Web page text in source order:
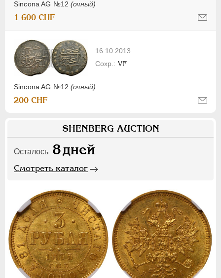
Sincona AG №12(очный)
1 600 CHF
16.10.2013
Sincona AG №12(очный)
VF
200 CHF
SHENBERG AUCTION
Осталось 8дней
Смотреть каталог